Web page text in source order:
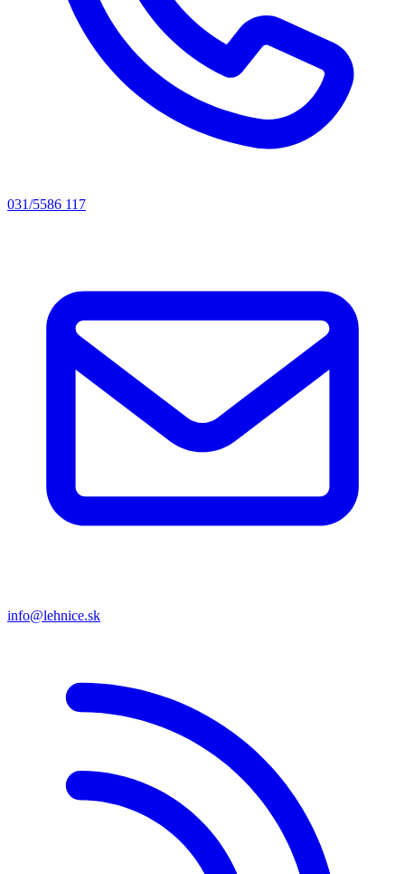
031/5586 117
info@lehnice.sk